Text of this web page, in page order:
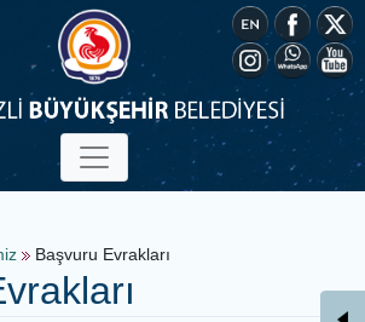
Başvuru Evrakları